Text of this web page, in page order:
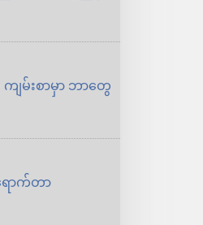
ျမ်းစာမှာ ဘာတွေ
ာက်တာ